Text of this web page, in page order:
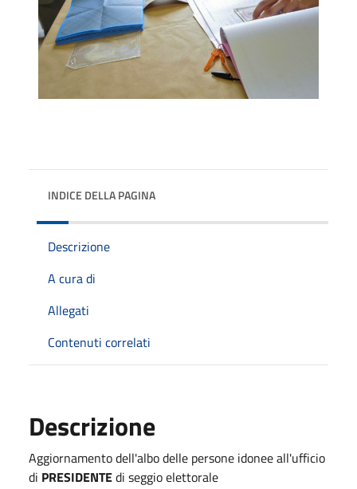
INDICE DELLA PAGINA
Descrizione
A cura di
Allegati
Contenuti correlati
Descrizione
Aggiornamento dell'albo delle persone idonee all'ufficio
di PRESIDENTEdi seggio elettorale